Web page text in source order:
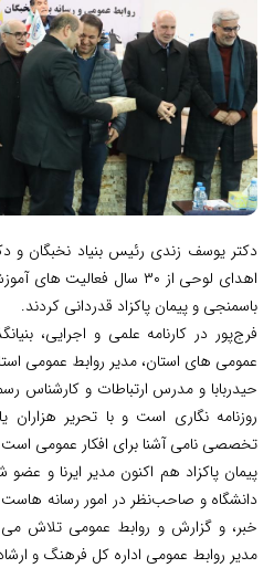
دکتر یوسف زندی رئیس بنیاد نخبگان و
اهدای لوحی از ۳۰ سال
باسمنجی و پیمان پاکزاد قدردانی کردند.
فرج‌پور در کارنامه علمی و اجرایی،
عمومی های استان، مدیر روابط عمومی
حیدربابا و مدرس ارتباطات و کارشناس
روزنامه نگاری است و با تحریر
تخصصی نامی آشنا برای افکار عمومی
پیمان پاکزاد هم اکنون مدیر ایرنا و
خبر، و گزارش و روابط عمومی تلاش می
مدیر روابط عمومی اداره کل فرهنگ و